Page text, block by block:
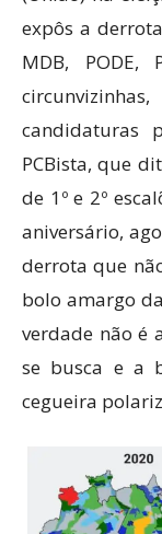
expôs a
MDB,
candidaturas
PCBista, que
de 1º e 2º
aniversário,
derrota que
bolo amargo
verdade não é
se busca e a
cegueira